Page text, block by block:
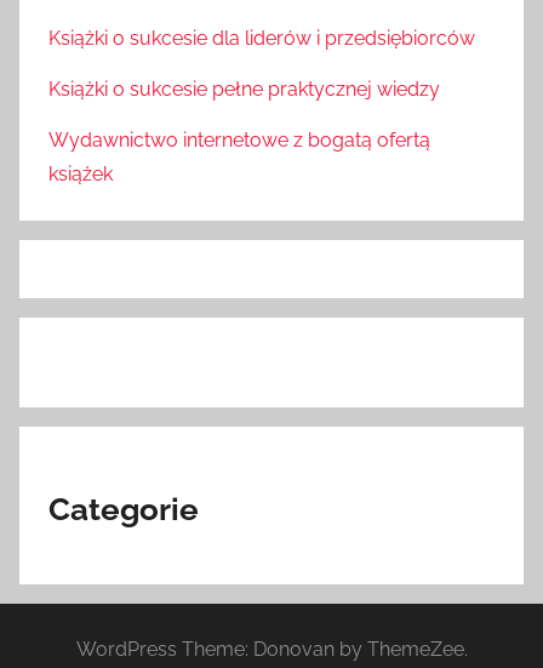
Książki o sukcesie dla liderów i przedsiębiorców
Książki o sukcesie pełne praktycznej wiedzy
Wydawnictwo internetowe z bogatą ofertą
książek
Categorie
WordPress Theme: Donovan by ThemeZee.